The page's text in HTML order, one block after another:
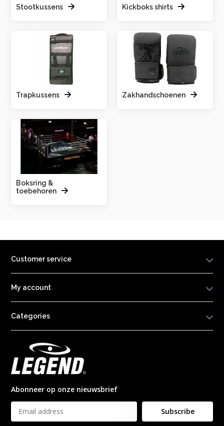
Stootkussens Kickboks shirts
Trapkussens Zakhandschoenen
Boksring &
toebehoren
Customer service
My account
Categories
Abonneer op onze nieuwsbrief
Subscribe